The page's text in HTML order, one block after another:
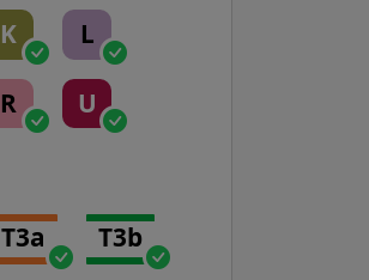
K L
R U
T3a T3b